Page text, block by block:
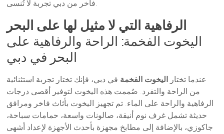
فاخر من دبي تجربة لا تُنسى.
الرفاهية التي لا مثيل لها على البحر
اليخوت الفخمة: الراحة والرفاهية على
البحر في دبي
عندما تختار اليخوت الفخمة في دبي، فإنك تختار تجربة استثنائية
من الراحة والتفرد. صُممت هذه اليخوت لتوفير أقصى درجات
الرفاهية والراحة على الماء. تم تجهيز اليخوت بأثاث فاخر ومرافق
حديثة تشمل غرف نوم أنيقة، صالونات واسعة، حمامات سباحة،
جاكوزي، بالإضافة إلى مطابخ مجهزة بأحدث الأجهزة لإعداد أشهى